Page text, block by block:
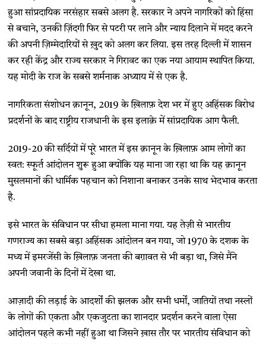
हुआ सांप्रदायिक नरसंहार सबसे अलग है. सरकार ने अपने नागरिकों को हिंसा
से बचाने, उनकी ज़िंदगी फिर से पटरी पर लाने और न्याय दिलाने में मदद करने
की अपनी ज़िम्मेदारियों से ख़ुद को अलग कर लिया. इस तरह दिल्ली में शासन
कर रही केंद्र और राज्य सरकार ने गिरावट का एक नया आयाम स्थापित किया.
यह मोदी के राज के सबसे शर्मनाक अध्याय में से एक है.
नागरिकता संशोधन क़ानून, 2019 के ख़िलाफ़ देश भर में हुए अहिंसक विरोध
प्रदर्शनों के बाद राष्ट्रीय राजधानी के इस इलाक़े में सांप्रदायिक आग फैली.
2019-20 की सर्दियों में पूरे भारत में इस क़ानून के ख़िलाफ़ आम लोगों का
स्वत: स्फूर्त आंदोलन शुरू हुआ क्योंकि यह माना जा रहा था कि यह क़ानून
मुसलमानों की धार्मिक पहचान को निशाना बनाकर उनके साथ भेदभाव करता
है.
इसे भारत के संविधान पर सीधा हमला माना गया. यह तेज़ी से भारतीय
गणराज्य का सबसे बड़ा अहिंसक आंदोलन बन गया, जो 1970 के दशक के
मध्य में इमरजेंसी के ख़िलाफ़ जनता की बग़ावत से भी बड़ा था, जिसे मैंने
अपनी जवानी के दिनों में देखा था.
आज़ादी की लड़ाई के आदर्शों की झलक और सभी धर्मों, जातियों तथा नस्लों
के लोगों की एकता और एकजुटता का शानदार प्रदर्शन करने वाला ऐसा
आंदोलन पहले कभी नहीं हुआ था जिसने ख़ास तौर पर भारतीय संविधान को